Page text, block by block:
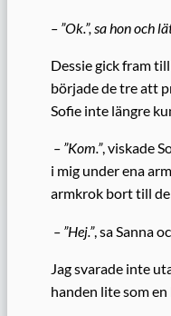
– ”Ok.”, sa hon och
Dessie gick fram
började de tre att
Sofie inte längre
– ”Kom.”, viskade
i mig under ena
armkrok bort till
– ”Hej.”, sa Sanna
Jag svarade inte
handen lite som en